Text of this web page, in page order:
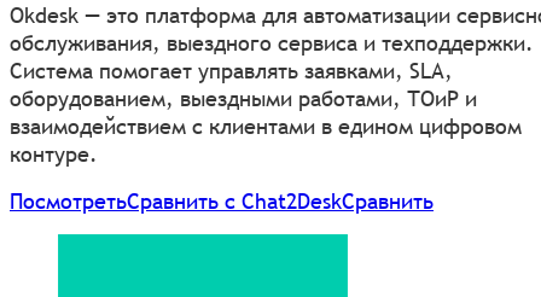
Okdesk — это платформа для автоматизации
обслуживания, выездного сервиса и техподдержки.
Система помогает управлять заявками, SLA,
оборудованием, выездными работами, ТОиР и
взаимодействием с клиентами в едином цифровом
контуре.
ПосмотретьСравнить с Chat2DeskСравнить